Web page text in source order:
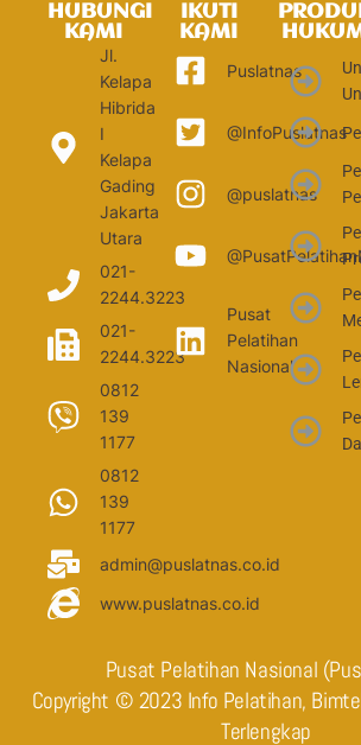
HUBUNGI
KAMI
Jl.
Kelapa
Hibrida
I
Kelapa
Gading
Jakarta
Utara
021-
2244.3223
021-
2244.3223
0812
139
1177
0812
139
1177
admin@puslatnas.co.id
www.puslatnas.co.id
IKUTI
KAMI
Puslatnas
@InfoPuslatnas
@puslatnas
Pusat
Pelatihan
Nasional
Pusat Pelatihan Nasional
Copyright © 2023 Info Pelatihan,
Terlengkap